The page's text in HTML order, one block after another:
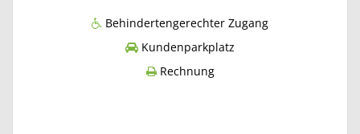
Behindertengerechter Zugang
Kundenparkplatz
Rechnung